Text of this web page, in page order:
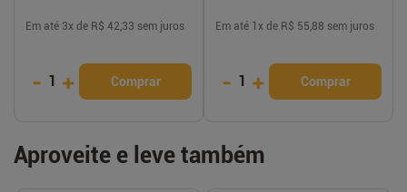
Em até 3x de R$ 42,33 sem juros
- 1 + Comprar
Em até 1 x de R$ 55,88 sem juros
- 1 + Comprar
Aproveite e leve também